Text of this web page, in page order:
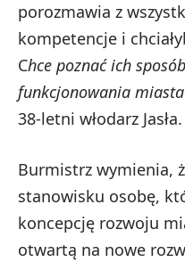
porozmawia z
kompetencje i
Chce poznać ich
funkcjonowania
38-letni włodarz Jasła.
Burmistrz wymienia,
stanowisku osobę,
koncepcję rozwoju
otwartą na nowe